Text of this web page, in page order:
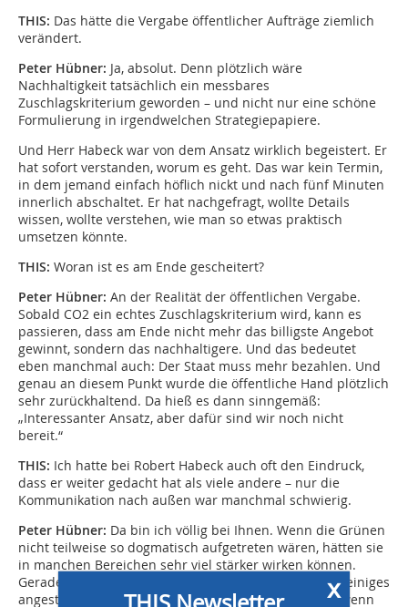
THIS: Das hätte die Vergabe öffentlicher Aufträge ziemlich
verändert.
Peter Hübner: Ja, absolut. Denn plötzlich wäre
Nachhaltigkeit tatsächlich ein messbares
Zuschlagskriterium geworden – und nicht nur eine schöne
Formulierung in irgendwelchen Strategiepapiere.
Und Herr Habeck war von dem Ansatz wirklich begeistert. Er
hat sofort verstanden, worum es geht. Das war kein Termin,
in dem jemand einfach höflich nickt und nach fünf Minuten
innerlich abschaltet. Er hat nachgefragt, wollte Details
wissen, wollte verstehen, wie man so etwas praktisch
umsetzen könnte.
THIS: Woran ist es am Ende gescheitert?
Peter Hübner: An der Realität der öffentlichen Vergabe.
Sobald CO2 ein echtes Zuschlagskriterium wird, kann es
passieren, dass am Ende nicht mehr das billigste Angebot
gewinnt, sondern das nachhaltigere. Und das bedeutet
eben manchmal auch: Der Staat muss mehr bezahlen. Und
genau an diesem Punkt wurde die öffentliche Hand plötzlich
sehr zurückhaltend. Da hieß es dann sinngemäß:
„Interessanter Ansatz, aber dafür sind wir noch nicht
bereit.“
THIS: Ich hatte bei Robert Habeck auch oft den Eindruck,
dass er weiter gedacht hat als viele andere – nur die
Kommunikation nach außen war manchmal schwierig.
Peter Hübner: Da bin ich völlig bei Ihnen. Wenn die Grünen
nicht teilweise so dogmatisch aufgetreten wären, hätten sie
in manchen Bereichen sehr viel stärker wirken können.
Gerade beim Thema CO2 und Klimaschutz haben sie einiges
angestoßen. Und ehrlich gesagt finde ich es schade, wenn
x